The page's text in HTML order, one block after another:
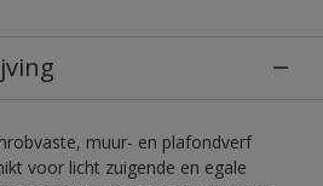
muur- en plafondverf
voor licht zuigende en egale